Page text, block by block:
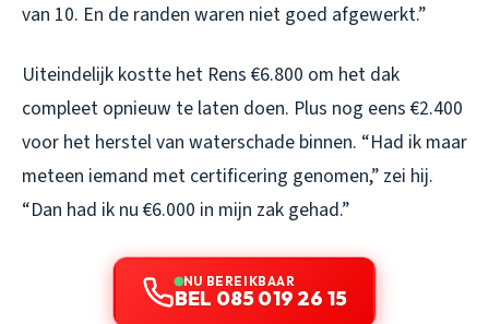
van 10. En de randen waren niet goed afgewerkt.”
Uiteindelijk kostte het Rens €6.800 om het dak
compleet opnieuw te laten doen. Plus nog eens €2.400
voor het herstel van waterschade binnen. “Had ik maar
meteen iemand met certificering genomen,” zei hij.
“Dan had ik nu €6.000 in mijn zak gehad.”
NU BEREIKBAAR
BEL 085 019 26 15